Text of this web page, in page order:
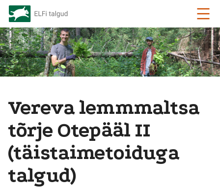
Vereva lemmmaltsa
tõrje Otepääl II
(täistaimetoiduga
talgud)